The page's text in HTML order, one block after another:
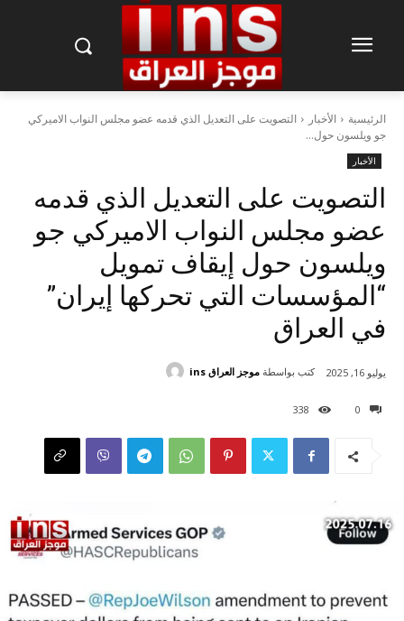
الرئيسية الأخبار
التصويت على التعديل الذي قدمه عضو مجلس النواب الاميركي
جو ويلسون حول...
الأخبار
التصويت على التعديل الذي قدمه
عضو مجلس النواب الاميركي جو
ويلسون حول إيقاف تمويل
“المؤسسات التي تحركها إيران”
في العراق
0
338
يوليو 16, 2025 كتب بواسطة موجز العراق ins